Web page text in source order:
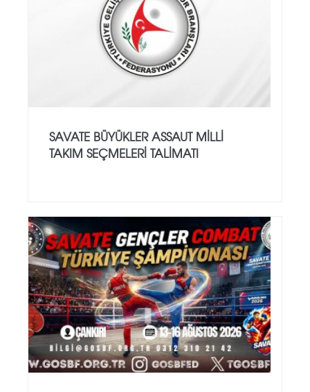
SAVATE BÜYÜKLER ASSAUT MİLLİ
TAKIM SEÇMELERİ TALİMATI